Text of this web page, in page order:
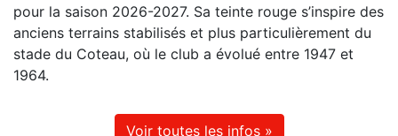
pour la saison 2026-2027. Sa teinte rouge s’inspire des
anciens terrains stabilisés et plus particulièrement du
stade du Coteau, où le club a évolué entre 1947 et
1964.
Voir toutes les infos »